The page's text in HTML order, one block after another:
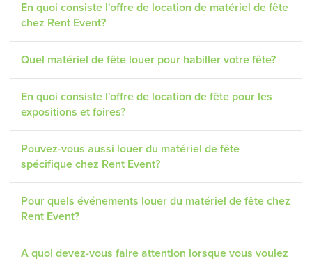
En quoi consiste l'offre de location de matériel de fête
chez Rent Event?
Quel matériel de fête louer pour habiller votre fête?
En quoi consiste l'offre de location de fête pour les
expositions et foires?
Pouvez-vous aussi louer du matériel de fête
spécifique chez Rent Event?
Pour quels événements louer du matériel de fête chez
Rent Event?
A quoi devez-vous faire attention lorsque vous voulez